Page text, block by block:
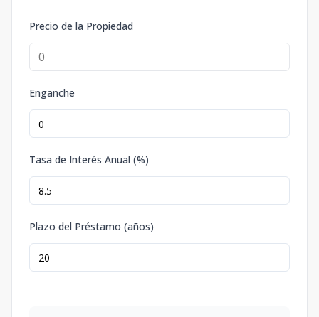
Precio de la Propiedad
Enganche
Tasa de Interés Anual (%)
Plazo del Préstamo (años)